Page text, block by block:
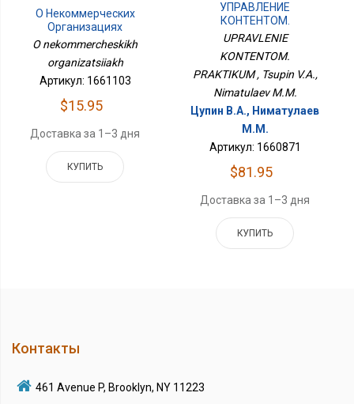
О Некоммерческих
Организациях
O nekommercheskikh
organizatsiiakh
Артикул: 1661103
$15.95
Доставка за 1–3 дня
КУПИТЬ
УПРАВЛЕНИЕ
КОНТЕНТОМ.
ПРАКТИКУМ
UPRAVLENIE
KONTENTOM.
PRAKTIKUM , Tsupin V.A.,
Nimatulaev M.M.
Цупин В.А., Ниматулаев
М.М.
Артикул: 1660871
$81.95
Доставка за 1–3 дня
КУПИТЬ
Контакты
461 Avenue P, Brooklyn, NY 11223